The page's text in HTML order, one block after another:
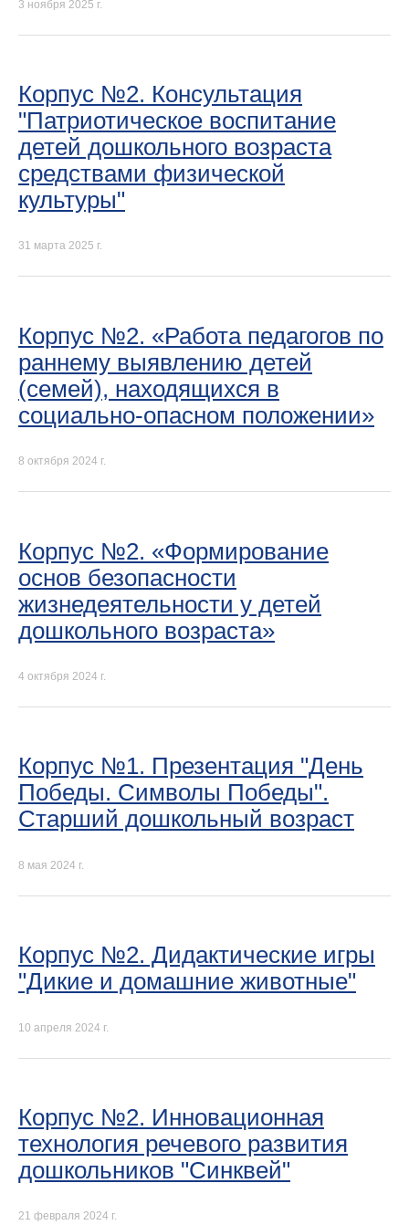
3 ноября 2025 г.
Корпус №2. Консультация
"Патриотическое воспитание
детей дошкольного возраста
средствами физической
культуры"
31 марта 2025 г.
Корпус №2. «Работа педагогов по
раннему выявлению детей
(семей), находящихся в
социально-опасном положении»
8 октября 2024 г.
Корпус №2. «Формирование
основ безопасности
жизнедеятельности у детей
дошкольного возраста»
4 октября 2024 г.
Корпус №1. Презентация "День
Победы. Символы Победы".
Старший дошкольный возраст
8 мая 2024 г.
Корпус №2. Дидактические игры
"Дикие и домашние животные"
10 апреля 2024 г.
Корпус №2. Инновационная
технология речевого развития
дошкольников "Синквей"
21 февраля 2024 г.